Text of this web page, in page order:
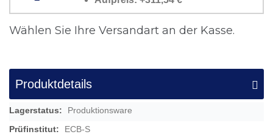
Wählen Sie Ihre Versandart an der Kasse.
Produktdetails
Mehr
Informationen
Produktionsware
ECB-S